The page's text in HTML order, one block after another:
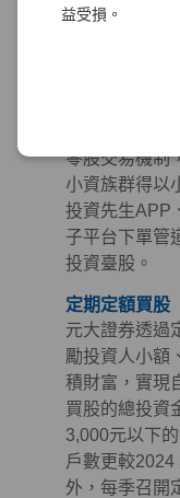
益受損。
打造一站式行
續價值，透過
零股交易機制
小資族群得以
投資先生APP
子平台下單管
投資臺股。
定期定額買股
元大證券透過
勵投資人小額
積財富，實現
買股的總投資
3,000元以下
戶數更較
外，每季召開